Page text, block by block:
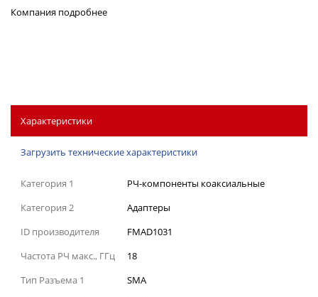
Компания подробнее
Характеристики
Загрузить технические характеристики
Категория 1
РЧ-компоненты коаксиальные
Категория 2
Адаптеры
ID производителя
FMAD1031
Частота РЧ макс., ГГц
18
Тип Разъема 1
SMA